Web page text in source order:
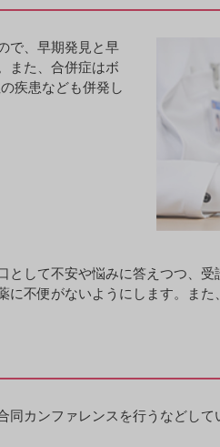
で、早期発見と早
また、合併症はボ
疾患なども併発し
して不安や悩みに答えつつ、
不便がないようにします。ま
カンファレンスを行うなどして